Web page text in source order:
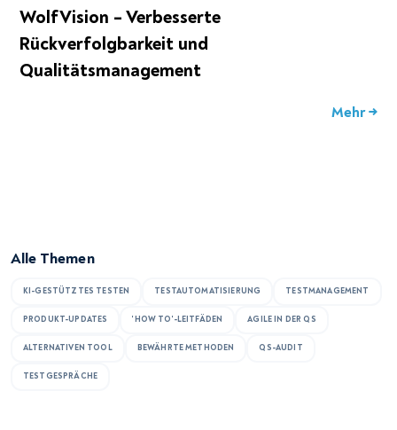
WolfVision – Verbesserte
Rückverfolgbarkeit und
Qualitätsmanagement
Mehr →
Alle Themen
KI-GESTÜTZTES TESTEN TESTAUTOMATISIERUNG TESTMANAGEMENT
PRODUKT-UPDATES 'HOW TO'-LEITFÄDEN AGILE IN DER QS
ALTERNATIVEN TOOL BEWÄHRTE METHODEN QS-AUDIT
TESTGESPRÄCHE